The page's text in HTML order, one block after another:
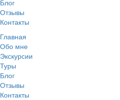
Блог
Отзывы
Контакты
Главная
Обо мне
Экскурсии
Туры
Блог
Отзывы
Контакты